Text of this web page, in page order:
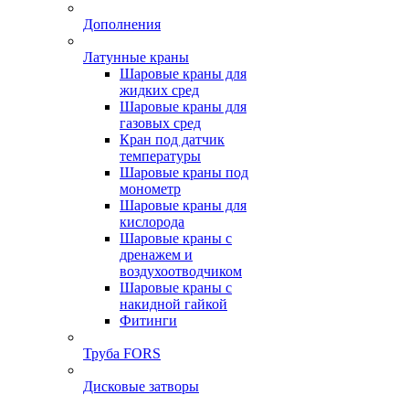
Дополнения
Латунные краны
Шаровые краны для
жидких сред
Шаровые краны для
газовых сред
Кран под датчик
температуры
Шаровые краны под
монометр
Шаровые краны для
кислорода
Шаровые краны с
дренажем и
воздухоотводчиком
Шаровые краны с
накидной гайкой
Фитинги
Труба FORS
Дисковые затворы